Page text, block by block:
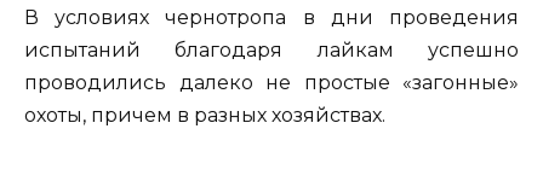
В условиях чернотропа в дни проведения
испытаний благодаря лайкам успешно
проводились далеко не простые «загонные»
охоты, причем в разных хозяйствах.